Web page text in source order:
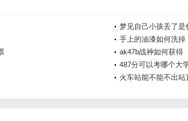
梦见自己小孩丢了是
手上的油漆如何洗掉
ak47b战神如何获得
487分可以考哪个大
火车站能不能不出